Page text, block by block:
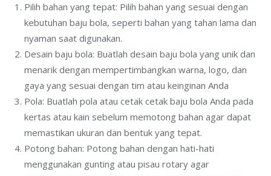
Pilih bahan yang tepat: Pilih bahan yang sesuai dengan
kebutuhan baju bola, seperti bahan yang tahan lama dan
nyaman saat digunakan.
Desain baju bola: Buatlah desain baju bola yang unik dan
menarik dengan mempertimbangkan warna, logo, dan
gaya yang sesuai dengan tim atau keinginan Anda
Pola: Buatlah pola atau cetak cetak baju bola Anda pada
kertas atau kain sebelum memotong bahan agar dapat
memastikan ukuran dan bentuk yang tepat.
Potong bahan: Potong bahan dengan hati-hati
menggunakan gunting atau pisau rotary agar